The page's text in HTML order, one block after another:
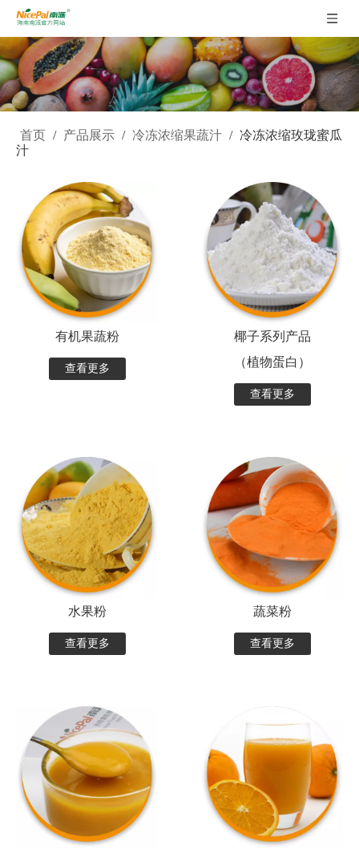
首页 / 产品展示 / 冷冻浓缩果蔬汁 / 冷冻浓缩玫珑蜜瓜
汁
有机果蔬粉
查看更多
椰子系列产品
（植物蛋白）
查看更多
水果粉
查看更多
蔬菜粉
查看更多